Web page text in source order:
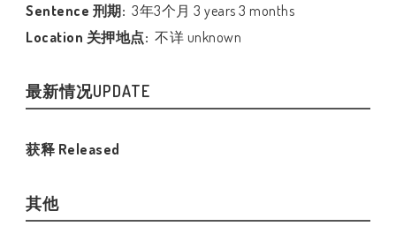
Sentence 刑期: 3年3个月 3 years 3 months
Location 关押地点: 不详 unknown
最新情况UPDATE
获释 Released
其他